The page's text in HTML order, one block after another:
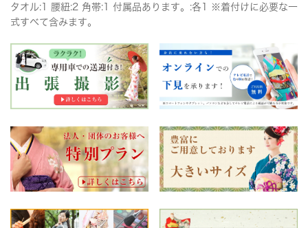
タオル:1 腰紐:2 角帯:1 付属品あります。:各1 ※着付けに必要な一
式すべて含みます。